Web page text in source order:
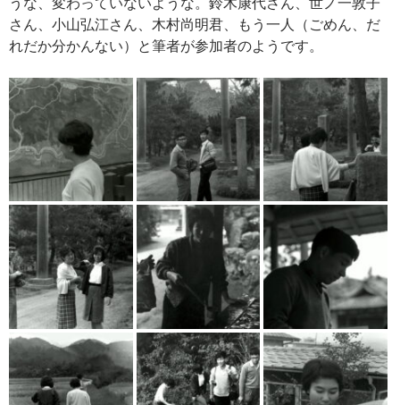
さん、小山弘江さん、木村尚明君、もう一人（ごめん、だ
れだか分かんない）と筆者が参加者のようです。